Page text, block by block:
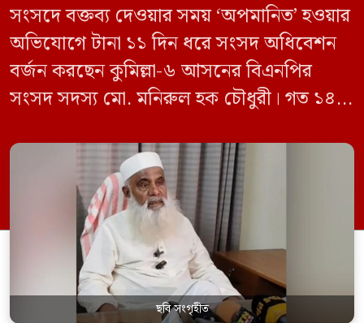
সংসদে বক্তব্য দেওয়ার সময় ‘অপমানিত’ হওয়ার
অভিযোগে টানা ১১ দিন ধরে সংসদ অধিবেশন
বর্জন করছেন কুমিল্লা-৬ আসনের বিএনপির
সংসদ সদস্য মো. মনিরুল হক চৌধুরী। গত ১৪
রুলিং ও সিদ্ধান্তের প্রতিবাদে ১৫ থেকে ২৫ জুন
পর্যন্ত তিনি সংসদে যাননি। মনিরুল হক চৌধুরী
বলেন, ‘আমাকে সংসদে অপমান করা হয়েছে।
স্পিকার ফোন […]
ছবি সংগৃহীত